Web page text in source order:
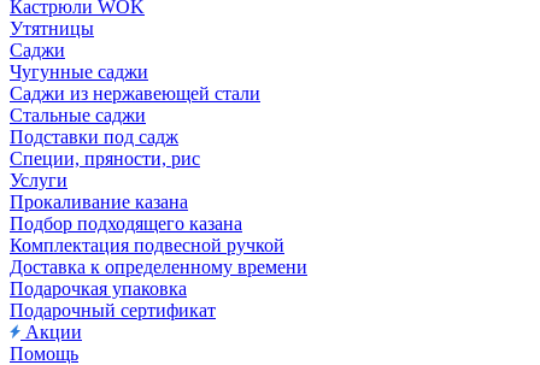
Кастрюли WOK
Утятницы
Саджи
Чугунные саджи
Саджи из нержавеющей стали
Стальные саджи
Подставки под садж
Специи, пряности, рис
Услуги
Прокаливание казана
Подбор подходящего казана
Комплектация подвесной ручкой
Доставка к определенному времени
Подарочкая упаковка
Подарочный сертификат
Акции
Помощь